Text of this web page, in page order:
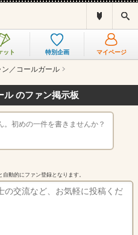
ス
と
ット 特別企画 マイページ
／コールガール
ル のファン掲示板
。初めの一件を書きませんか？
動的にファン登録となります。